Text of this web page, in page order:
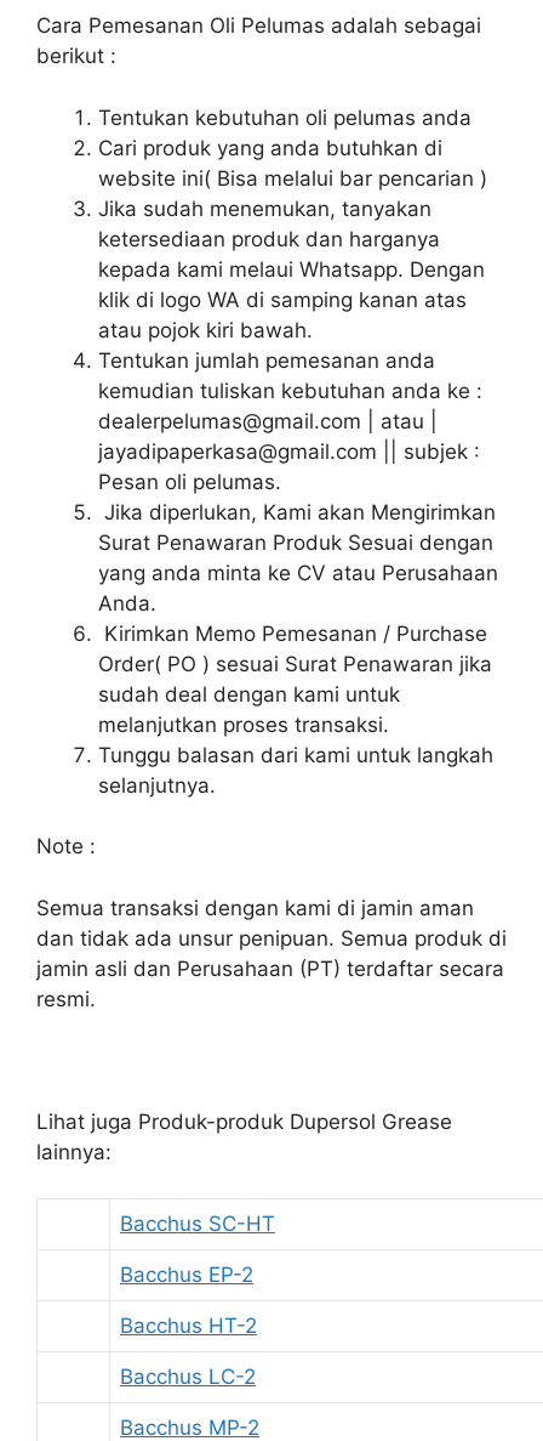
Cara Pemesanan Oli Pelumas adalah sebagai
berikut :
Tentukan kebutuhan oli pelumas anda
Cari produk yang anda butuhkan di
website ini( Bisa melalui bar pencarian )
Jika sudah menemukan, tanyakan
ketersediaan produk dan harganya
kepada kami melaui Whatsapp. Dengan
klik di logo WA di samping kanan atas
atau pojok kiri bawah.
Tentukan jumlah pemesanan anda
kemudian tuliskan kebutuhan anda ke :
dealerpelumas@gmail.com | atau |
jayadipaperkasa@gmail.com || subjek :
Pesan oli pelumas.
Jika diperlukan, Kami akan Mengirimkan
Surat Penawaran Produk Sesuai dengan
yang anda minta ke CV atau Perusahaan
Anda.
Kirimkan Memo Pemesanan / Purchase
Order( PO ) sesuai Surat Penawaran jika
sudah deal dengan kami untuk
melanjutkan proses transaksi.
Tunggu balasan dari kami untuk langkah
selanjutnya.
Note :
Semua transaksi dengan kami di jamin aman
dan tidak ada unsur penipuan. Semua produk di
jamin asli dan Perusahaan (PT) terdaftar secara
resmi.
Lihat juga Produk-produk Dupersol Grease
lainnya:
Bacchus SC-HT
Bacchus EP-2
Bacchus HT-2
Bacchus LC-2
Bacchus MP-2